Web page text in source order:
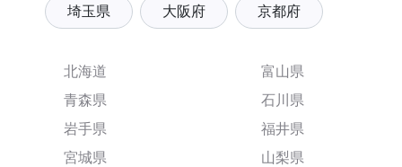
埼玉県 大阪府 京都府
北海道
青森県
岩手県
宮城県
富山県
石川県
福井県
山梨県